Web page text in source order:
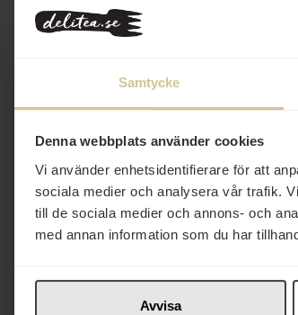
Samtycke
Denna webbplats använder cookies
Vi använder enhetsidentifierare för att
sociala medier och analysera vår trafik.
till de sociala medier och annons- och
med annan information som du har
Avvisa